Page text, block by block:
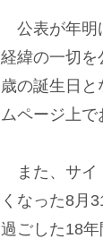
公表が年明
経緯の一切を
歳の誕生日
ムページ上で
また、サイ
くなった8月
過ごした18